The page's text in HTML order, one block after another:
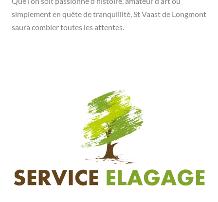
simplement en quête de tranquillité, St Vaast de Longmont
saura combler toutes les attentes.